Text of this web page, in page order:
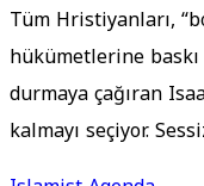
Tüm Hristiyanları,
hükümetlerine
durmaya çağıran
kalmayı seçiyor.